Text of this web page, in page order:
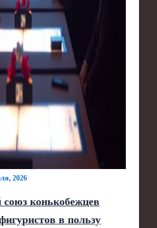
2026
конькобежцев
в пользу